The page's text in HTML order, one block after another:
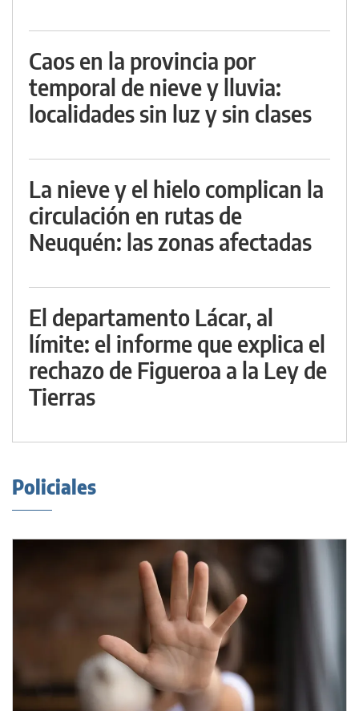
Caos en la provincia por
temporal de nieve y lluvia:
localidades sin luz y sin clases
La nieve y el hielo complican la
circulación en rutas de
Neuquén: las zonas afectadas
El departamento Lácar, al
límite: el informe que explica el
rechazo de Figueroa a la Ley de
Tierras
Policiales